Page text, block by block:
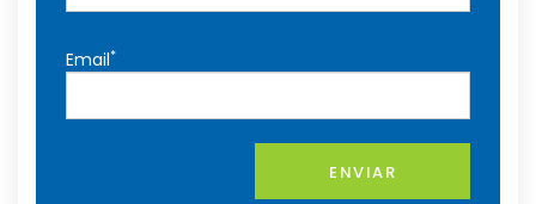
Email*
ENVIAR